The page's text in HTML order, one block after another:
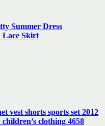
Summer Dress
Lace Skirt
vest shorts sports set 2012
clothing 4658